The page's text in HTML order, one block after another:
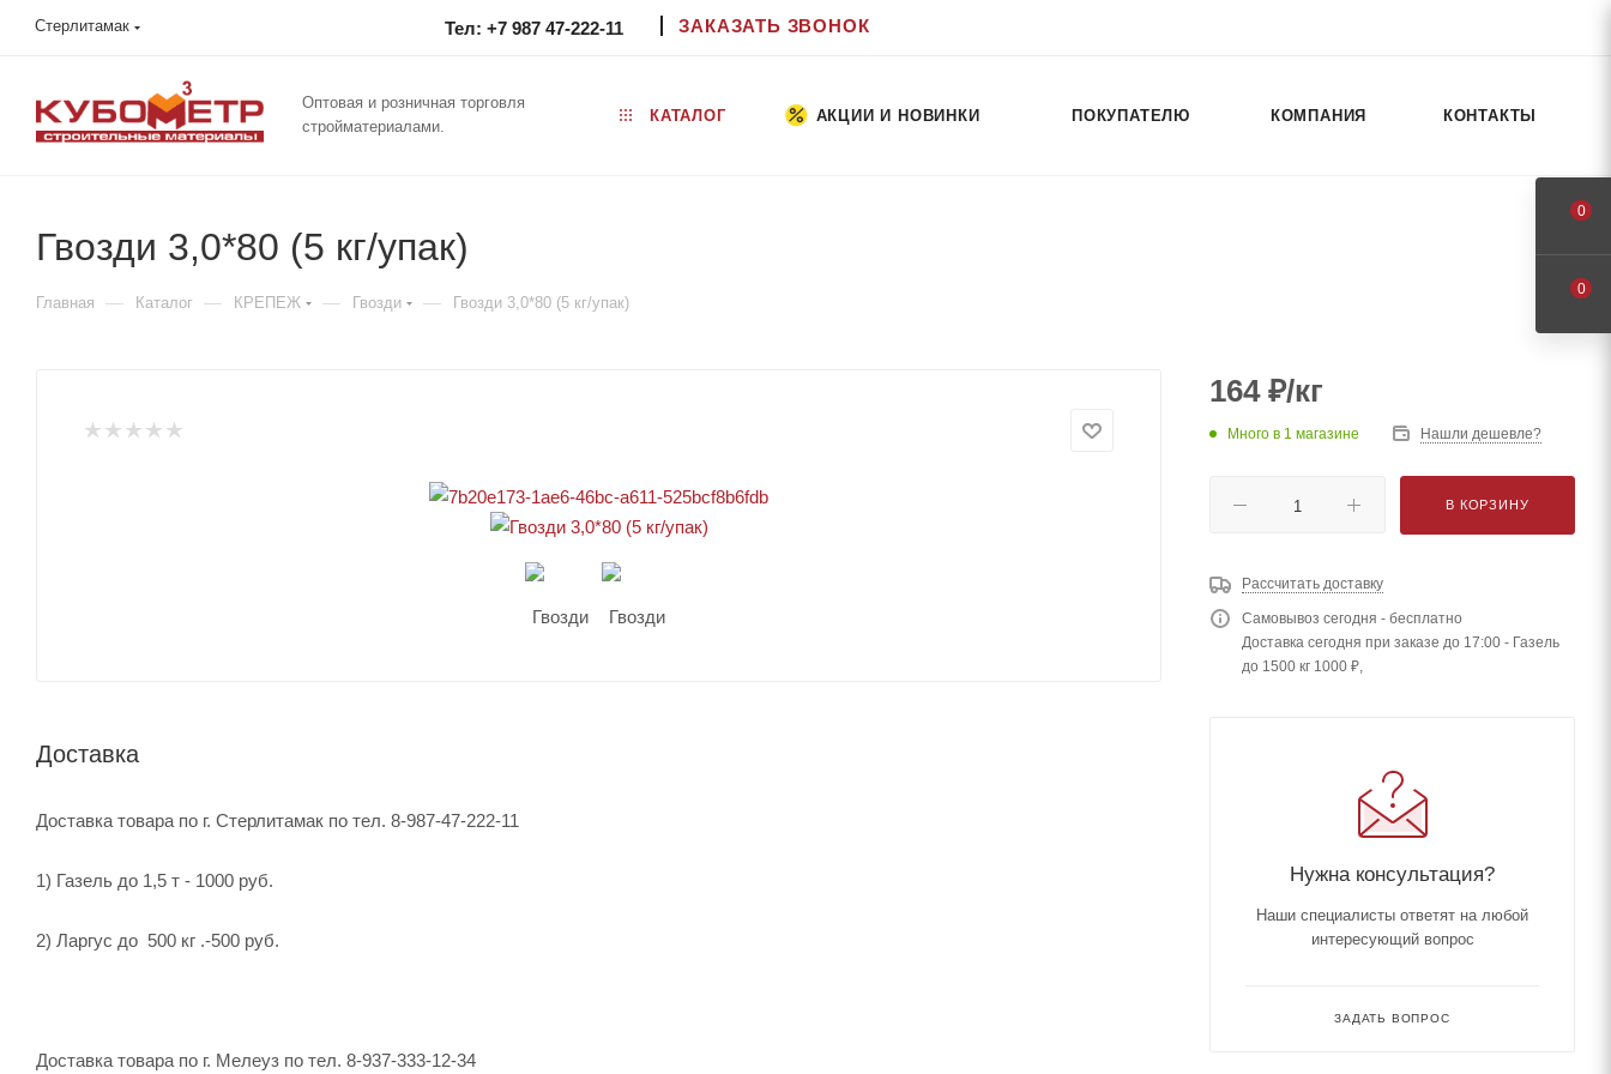
Стерлитамак Тел: +7 987 47-222-11 ЗАКАЗАТЬ ЗВОНОК
Оптовая и розничная торговля
стройматериалами.
КАТАЛОГ АКЦИИ И НОВИНКИ ПОКУПАТЕЛЮ КОМПАНИЯ КОНТАКТЫ
Гвозди 3,0*80 (5 кг/упак)
Главная — Каталог — КРЕПЕЖ — Гвозди — Гвозди 3,0*80 (5 кг/упак)
Доставка
Доставка товара по г. Стерлитамак по тел. 8-987-47-222-11
1) Газель до 1,5 т - 1000 руб.
2) Ларгус до 500 кг .-500 руб.
Доставка товара по г. Мелеуз по тел. 8-937-333-12-34
164₽/кг
Много в 1 магазине Нашли дешевле?
В КОРЗИНУ
Рассчитать доставку
Самовывоз сегодня - бесплатно
Доставка сегодня при заказе до 17:00 - Газель
до 1500 кг 1000 ₽,
Нужна консультация?
Наши специалисты ответят на любой
интересующий вопрос
ЗАДАТЬ ВОПРОС
0
0